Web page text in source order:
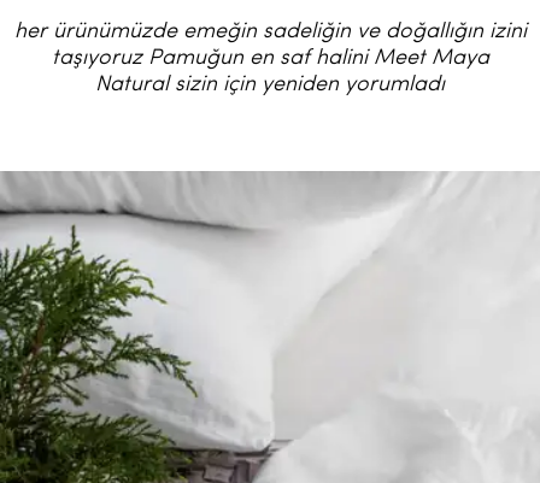
her ürünümüzde emeğin sadeliğin ve doğallığın izini
taşıyoruz Pamuğun en saf halini Meet Maya
Natural sizin için yeniden yorumladı